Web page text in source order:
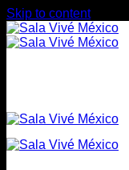
Skip to content